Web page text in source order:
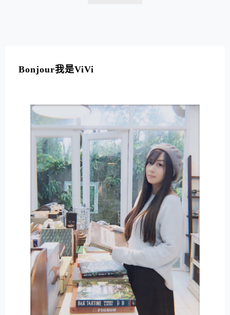
Bonjour我是ViVi